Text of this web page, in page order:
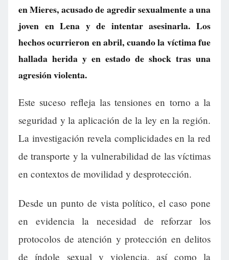
en Mieres, acusado de agredir sexualmente a una
joven en Lena y de intentar asesinarla. Los
hechos ocurrieron en abril, cuando la víctima fue
hallada herida y en estado de shock tras una
agresión violenta.
Este suceso refleja las tensiones en torno a la
seguridad y la aplicación de la ley en la región.
La investigación revela complicidades en la red
de transporte y la vulnerabilidad de las víctimas
en contextos de movilidad y desprotección.
Desde un punto de vista político, el caso pone
en evidencia la necesidad de reforzar los
protocolos de atención y protección en delitos
de índole sexual y violencia, así como la